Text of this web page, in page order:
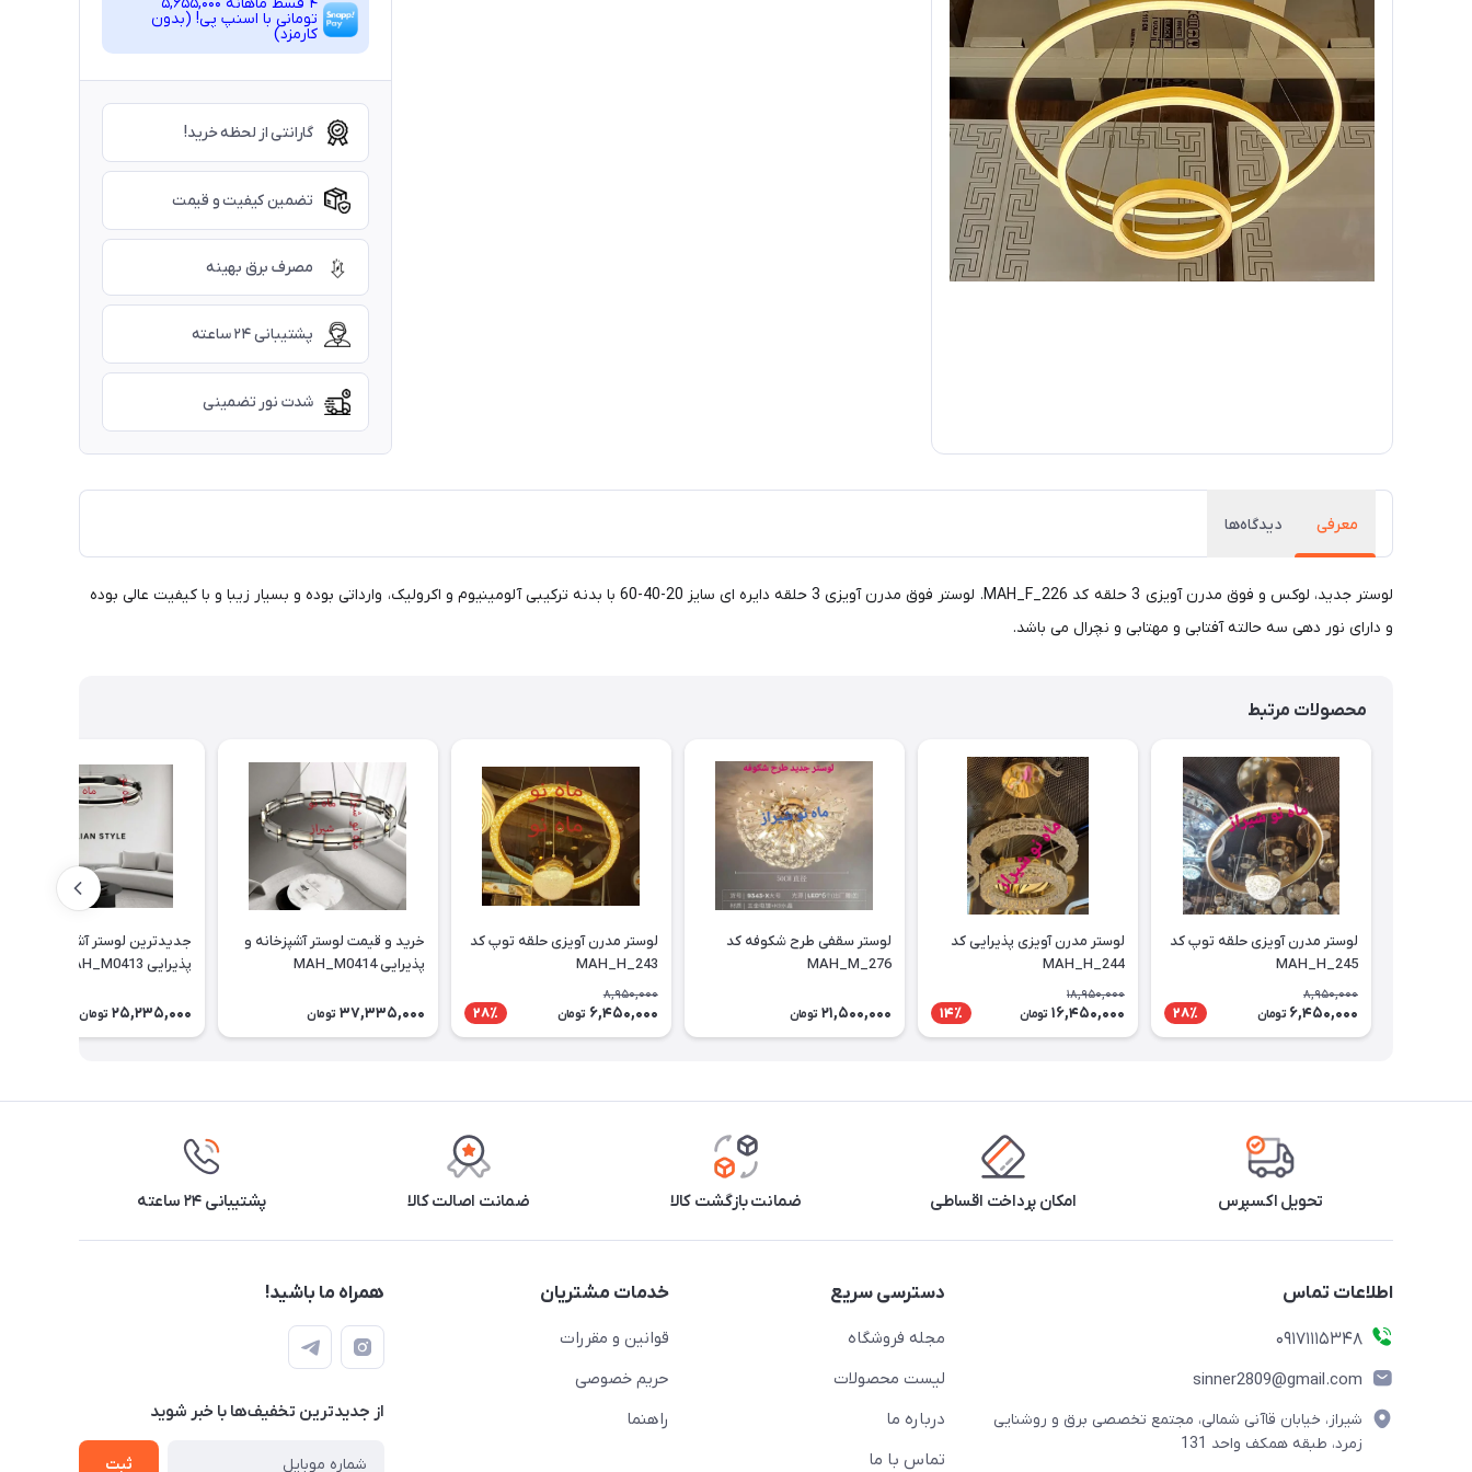
تومانی با اسنپ ‌پی! (بدون
کارمزد)
گارانتی از لحظه خرید!
تضمین کیفیت و قیمت
مصرف برق بهینه
پشتیبانی ۲۴ ساعته
شدت نور تضمینی
معرفی دیدگاه‌ها
لوستر جدید، لوکس و فوق مدرن آویزی 3 حلقه کد MAH_F_226. لوستر فوق مدرن آویزی 3 حلقه دایره ای سایز 20-40-60 با بدنه ترکیبی آلومینیوم و اکرولیک، وارداتی بوده و بسیار زیبا و با کیفیت عالی بوده
و دارای نور دهی سه حالته آفتابی و مهتابی و نچرال می باشد.
محصولات مرتبط
لوستر مدرن آویزی حلقه توپ کد
MAH_H_245
8,950,000
6,450,000 تومان 28٪
لوستر مدرن آویزی پذیرایی کد
MAH_H_244
18,950,000
16,450,000 تومان 14٪
لوستر سقفی طرح شکوفه کد
MAH_M_276
21,500,000 تومان
لوستر مدرن آویزی حلقه توپ کد
MAH_H_243
8,950,000
6,450,000 تومان 28٪
خرید و قیمت لوستر آشپزخانه و
پذیرایی MAH_M0414
37,335,000 تومان
جدیدترین لوستر آشپزخانه و
پذیرایی MAH_M0413
25,235,000 تومان
تحویل اکسپرس امکان پرداخت اقساطی ضمانت بازگشت کالا ضمانت اصالت کالا پشتیبانی ۲۴ ساعته
اطلاعات تماس
09171115348
sinner2809@gmail.com
شیراز، خیابان قاآنی شمالی، مجتمع تخصصی برق و روشنایی
زمرد، طبقه همکف واحد 131
دسترسی سریع
مجله فروشگاه
لیست محصولات
درباره ما
تماس با ما
خدمات مشتریان
قوانین و مقررات
حریم خصوصی
راهنما
همراه ما باشید!
از جدید‌ترین تخفیف‌ها با‌ خبر شوید
ثبت